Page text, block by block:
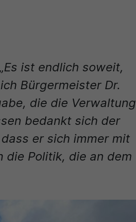
ist endlich soweit,
Bürgermeister Dr.
die die Verwaltung
bedankt sich der
er sich immer mit
die Politik, die an dem